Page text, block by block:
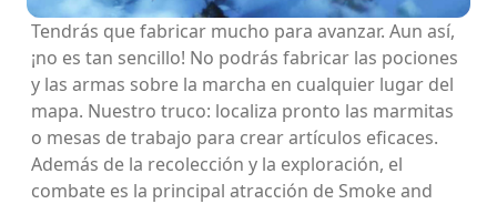
Tendrás que fabricar mucho para avanzar. Aun así,
¡no es tan sencillo! No podrás fabricar las pociones
y las armas sobre la marcha en cualquier lugar del
mapa. Nuestro truco: localiza pronto las marmitas
o mesas de trabajo para crear artículos eficaces.
Además de la recolección y la exploración, el
combate es la principal atracción de Smoke and